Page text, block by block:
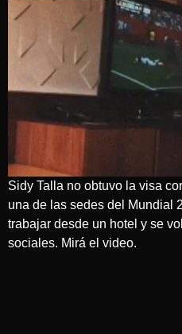
Sidy Talla no obtuvo la visa
una de las sedes del Mundial
trabajar desde un hotel y se
sociales. Mirá el video.